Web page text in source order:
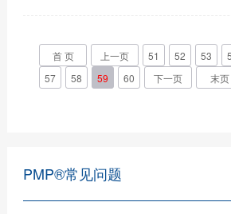
首 页 上一页 51 52 53
57
58 59 60 下一页 末页
PMP®常见问题